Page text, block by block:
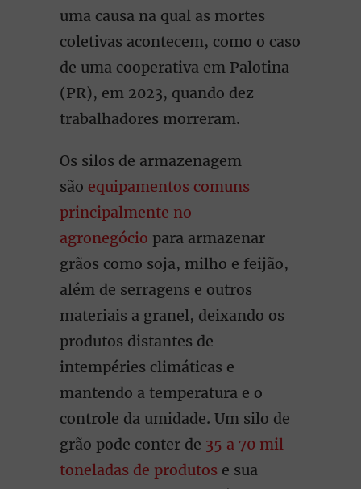
uma causa na qual as mortes
coletivas acontecem, como o caso
de uma cooperativa em Palotina
(PR), em 2023, quando dez
trabalhadores morreram.
Os silos de armazenagem
são equipamentos comuns
principalmente no
agronegócio para armazenar
grãos como soja, milho e feijão,
além de serragens e outros
materiais a granel, deixando os
produtos distantes de
intempéries climáticas e
mantendo a temperatura e o
controle da umidade. Um silo de
grão pode conter de 35 a 70 mil
toneladas de produtos e sua